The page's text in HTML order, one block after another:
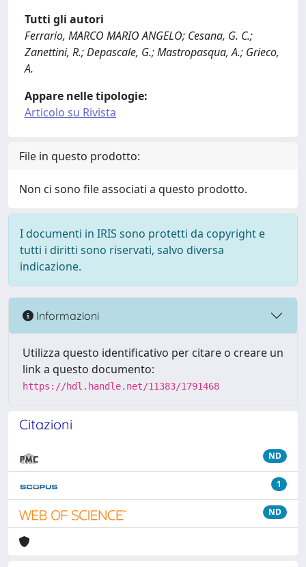
Tutti gli autori
Ferrario, MARCO MARIO ANGELO; Cesana, G. C.;
Zanettini, R.; Depascale, G.; Mastropasqua, A.; Grieco,
A.
Appare nelle tipologie:
Articolo su Rivista
File in questo prodotto:
Non ci sono file associati a questo prodotto.
I documenti in IRIS sono protetti da copyright e
tutti i diritti sono riservati, salvo diversa
indicazione.
Informazioni
Utilizza questo identificativo per citare o creare un
link a questo documento:
https://hdl.handle.net/11383/1791468
Citazioni
ND
1
ND